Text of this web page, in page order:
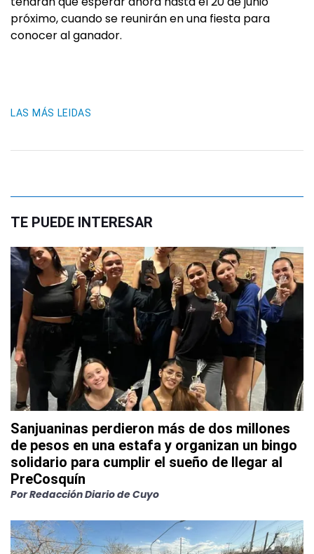
próximo, cuando se reunirán en una fiesta para
conocer al ganador.
LAS MÁS LEIDAS
TE PUEDE INTERESAR
Sanjuaninas perdieron más de dos millones
de pesos en una estafa y organizan un bingo
solidario para cumplir el sueño de llegar al
PreCosquín
PorRedacción Diario de Cuyo